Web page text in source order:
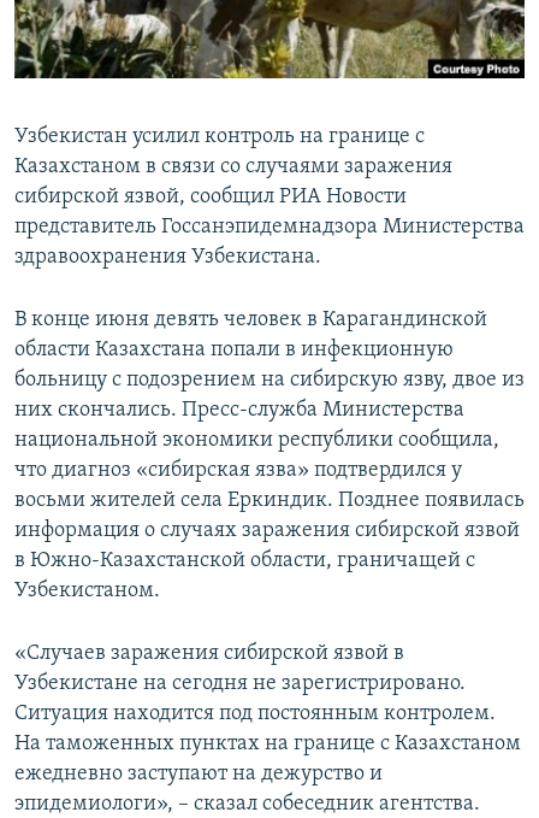
Узбекистан усилил контроль на границе с
Казахстаном в связи со случаями заражения
сибирской язвой, сообщил РИА Новости
представитель Госсанэпидемнадзора Министерства
здравоохранения Узбекистана.
В конце июня девять человек в Карагандинской
области Казахстана попали в инфекционную
больницу с подозрением на сибирскую язву, двое из
них скончались. Пресс-служба Министерства
национальной экономики республики сообщила,
что диагноз «сибирская язва» подтвердился у
восьми жителей села Еркиндик. Позднее появилась
информация о случаях заражения сибирской язвой
в Южно-Казахстанской области, граничащей с
Узбекистаном.
«Случаев заражения сибирской язвой в
Узбекистане на сегодня не зарегистрировано.
Ситуация находится под постоянным контролем.
На таможенных пунктах на границе с Казахстаном
ежедневно заступают на дежурство и
эпидемиологи», – сказал собеседник агентства.